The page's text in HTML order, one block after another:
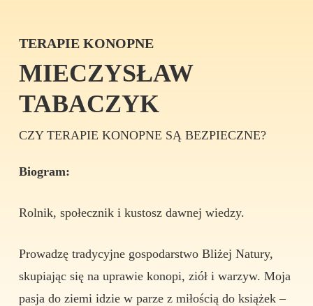
TERAPIE KONOPNE
MIECZYSŁAW
TABACZYK
CZY TERAPIE KONOPNE SĄ BEZPIECZNE?
Biogram:
Rolnik, społecznik i kustosz dawnej wiedzy.
Prowadzę tradycyjne gospodarstwo Bliżej Natury,
skupiając się na uprawie konopi, ziół i warzyw. Moja
pasja do ziemi idzie w parze z miłością do książek –